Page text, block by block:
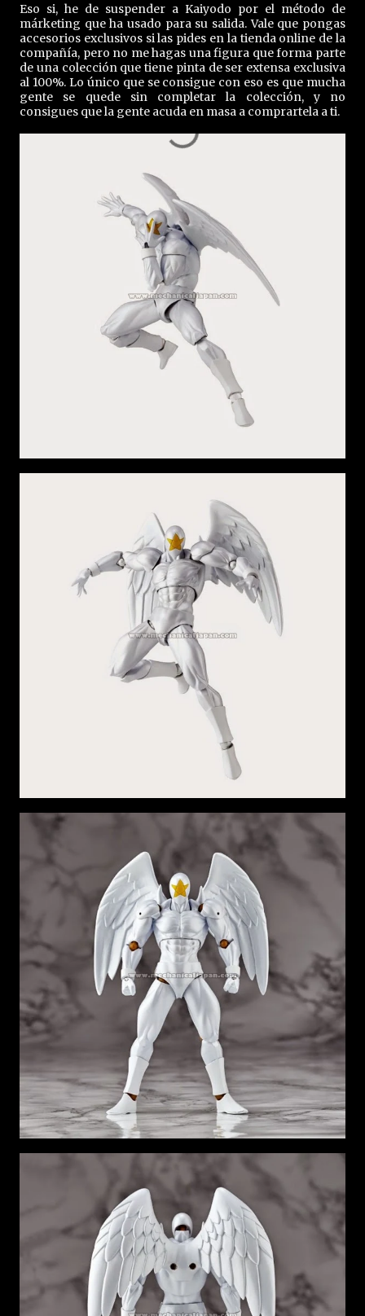
Eso si, he de suspender a Kaiyodo por el método de
márketing que ha usado para su salida. Vale que pongas
accesorios exclusivos si las pides en la tienda online de la
compañía, pero no me hagas una figura que forma parte
de una colección que tiene pinta de ser extensa exclusiva
al 100%. Lo único que se consigue con eso es que mucha
gente se quede sin completar la colección, y no
consigues que la gente acuda en masa a comprartela a ti.